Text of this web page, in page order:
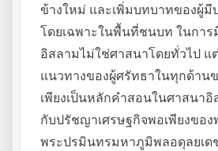
ข้างใหม่ และเพิ่มบทบาทของผู้
โดยเฉพาะในพื้นที่ชนบท ในกา
อิสลามไม่ใช่ศาสนาโดยทั่วไป แ
แนวทางของผู้ศรัทธาในทุกด้าน
เพียงเป็นหลักคำสอนในศาสนา
กับปรัชญาเศรษฐกิจพอเพียงของ
พระปรมินทรมหาภูมิพลอดุลยเ